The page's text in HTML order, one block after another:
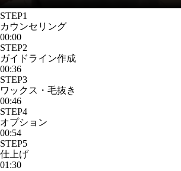
STEP1
カウンセリング
00:00
STEP2
ガイドライン作成
00:36
STEP3
ワックス・毛抜き
00:46
STEP4
オプション
00:54
STEP5
仕上げ
01:30